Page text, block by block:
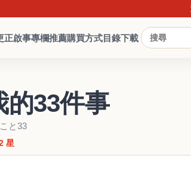
近日
正啟事專欄推薦購買方式目錄下載
的33件事
と33
星